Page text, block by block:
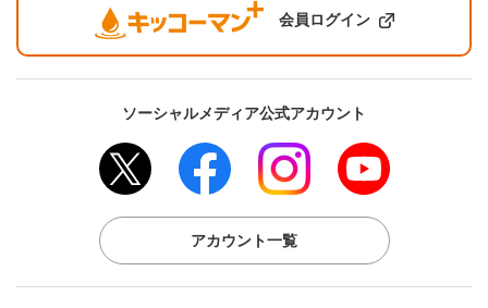
会員ログイン
ソーシャルメディア公式アカウント
アカウント一覧